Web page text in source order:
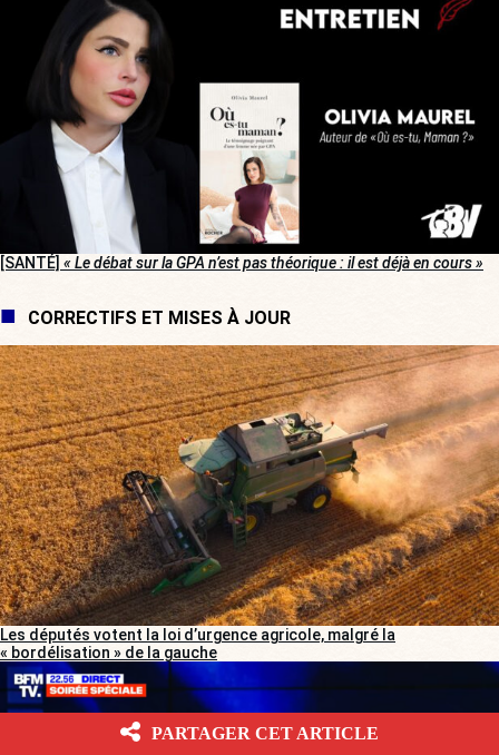
[SANTÉ] « Le débat sur la GPA n’est pas théorique : il est déjà en cours »
CORRECTIFS ET MISES À JOUR
Les députés votent la loi d’urgence agricole, malgré la
« bordélisation » de la gauche
PARTAGER CET ARTICLE